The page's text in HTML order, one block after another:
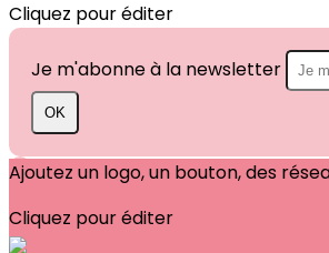
Cliquez pour éditer
Je m'abonne à la newsletter
OK
Ajoutez un logo, un bouton, des
Cliquez pour éditer